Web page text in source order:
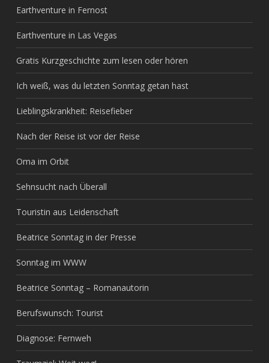
Earthventure in Fernost
Earthventure in Las Vegas
Gratis Kurzgeschichte zum lesen oder hören
Ich weiß, was du letzten Sonntag getan hast
Lieblingskrankheit: Reisefieber
Nach der Reise ist vor der Reise
Oma im Orbit
Sehnsucht nach Überall
Touristin aus Leidenschaft
Beatrice Sonntag in der Presse
Sonntag im WWW
Beatrice Sonntag – Romanautorin
Berufswunsch: Tourist
Diagnose: Fernweh